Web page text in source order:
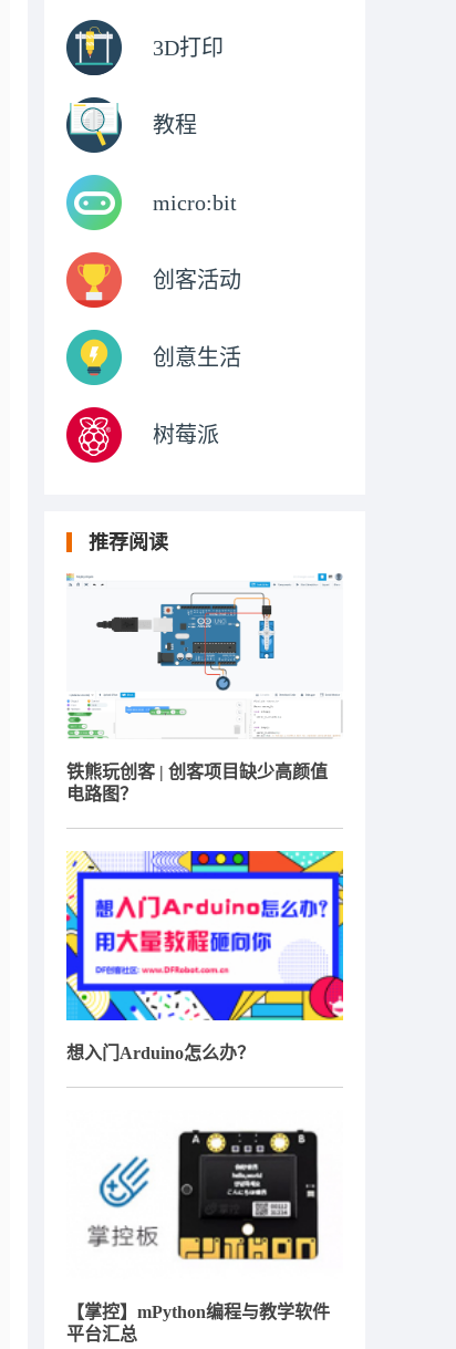
3D打印
教程
micro:bit
创客活动
创意生活
树莓派
推荐阅读
铁熊玩创客 | 创客项目缺少高颜值
电路图？
想入门Arduino怎么办？
【掌控】mPython编程与教学软件
平台汇总